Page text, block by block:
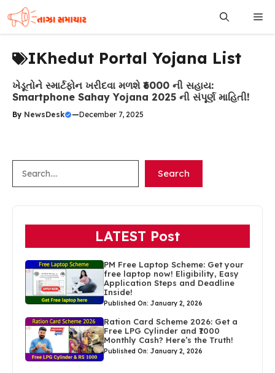
to
content
IKhedut Portal Yojana List
ખેડૂતોને સ્માર્ટફોન ખરીદવા મળશે ₹6000 ની સહાય:
Smartphone Sahay Yojana 2025 ની સંપૂર્ણ માહિતી!
By NewsDesk —December 7, 2025
Search
LATEST Post
PM Free Laptop Scheme: Get your
free laptop now! Eligibility, Easy
Application Steps and Deadline
Inside!
Published On: January 2, 2026
Ration Card Scheme 2026: Get a
Free LPG Cylinder and ₹1000
Monthly Cash? Here’s the Truth!
Published On: January 2, 2026